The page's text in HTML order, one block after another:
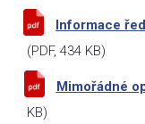
Informace
(PDF, 434 KB)
Mimořádné
KB)